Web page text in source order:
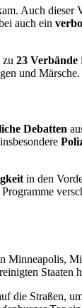
Auch dieser
auch ein
zu 23 Verbände
und Märsche​​.
Debatten
in den
Minneapolis,
Staaten
die Straßen,